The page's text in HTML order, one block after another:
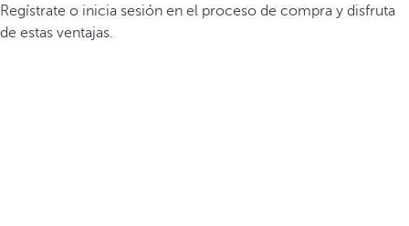
Regístrate o inicia sesión en el proceso de compra y disfruta
de estas ventajas.